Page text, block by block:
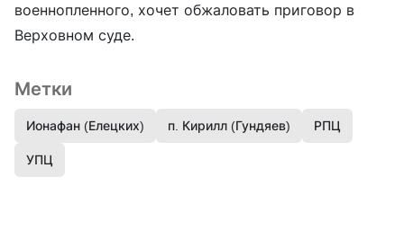
военнопленного, хочет обжаловать приговор в
Верховном суде.
Метки
Ионафан (Елецких) п. Кирилл (Гундяев) РПЦ
УПЦ